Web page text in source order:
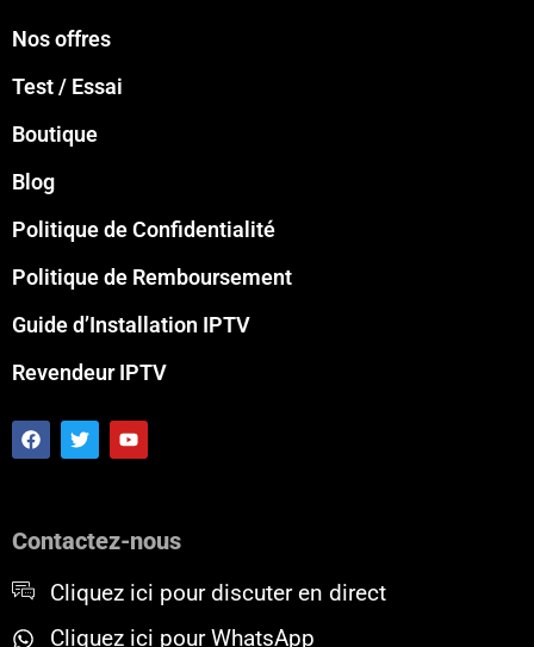
Nos offres
Test / Essai
Boutique
Blog
Politique de Confidentialité
Politique de Remboursement
Guide d’Installation IPTV
Revendeur IPTV
F
a
o
T
w
r
Y
o
e
Contactez-nous
Cliquez ici pour discuter en direct
Cliquez ici pour WhatsApp